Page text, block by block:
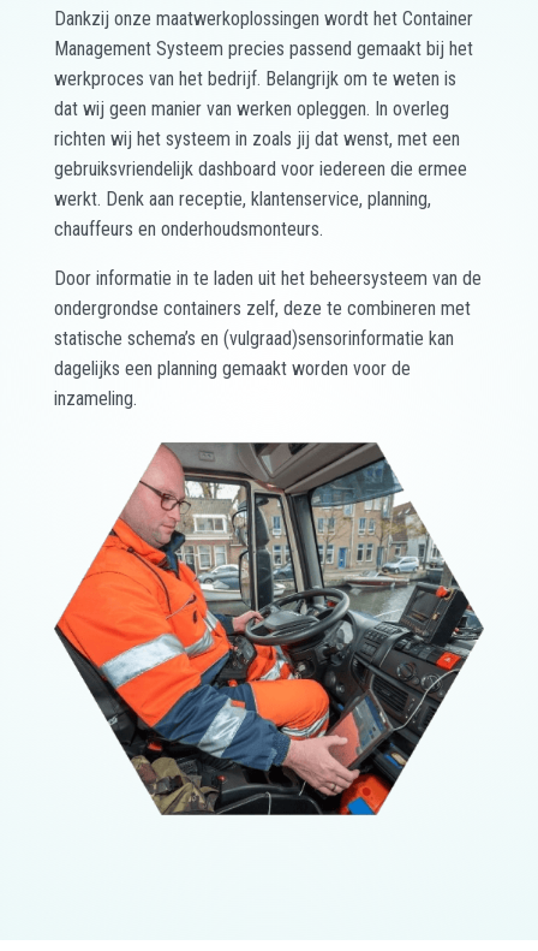
Dankzij onze maatwerkoplossingen wordt het Container
Management Systeem precies passend gemaakt bij het
werkproces van het bedrijf. Belangrijk om te weten is
dat wij geen manier van werken opleggen. In overleg
richten wij het systeem in zoals jij dat wenst, met een
gebruiksvriendelijk dashboard voor iedereen die ermee
werkt. Denk aan receptie, klantenservice, planning,
chauffeurs en onderhoudsmonteurs.
Door informatie in te laden uit het beheersysteem van de
ondergrondse containers zelf, deze te combineren met
statische schema’s en (vulgraad)sensorinformatie kan
dagelijks een planning gemaakt worden voor de
inzameling.